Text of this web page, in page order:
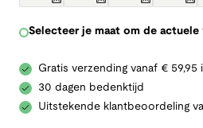
Selecteer je maat om de
Gratis verzending vanaf € 59,95
30 dagen bedenktijd
Uitstekende klantbeoordeling